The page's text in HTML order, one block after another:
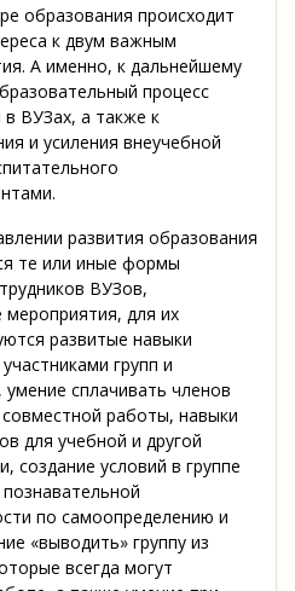
образования происходит
к двум важным
А именно, к дальнейшему
процесс
ВУЗах, а также к
и усиления внеучебной
развития образования
те или иные формы
ВУЗов,
для их
развитые навыки
групп и
сплачивать членов
работы, навыки
для учебной и другой
создание условий в группе
по самоопределению и
«выводить» группу из
всегда могут